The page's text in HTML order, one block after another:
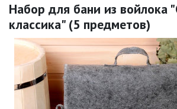
Набор для бани из войлока
классика" (5 предметов)